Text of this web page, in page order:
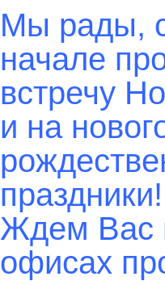
Мы рады,
начале
встречу
и на
праздники!
Ждем Вас
офисах